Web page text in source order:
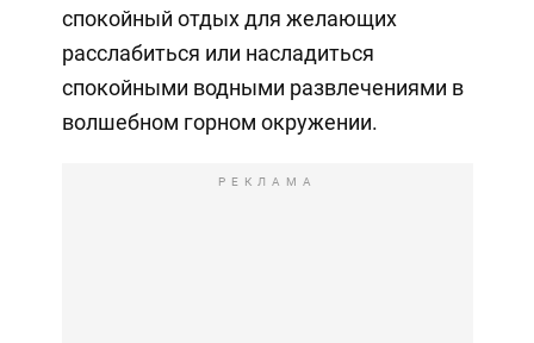
спокойный отдых для желающих
расслабиться или насладиться
спокойными водными развлечениями в
волшебном горном окружении.
РЕКЛАМА